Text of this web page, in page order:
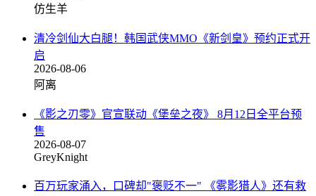
仿生羊
清冷剑仙大白腿！韩国武侠MMO《新剑皇》预约正式开
启
2026-08-06
阿离
《影之刃零》官宣联动《堡垒之夜》 8月12日全平台预
售
2026-08-07
GreyKnight
百万玩家涌入，口碑却"褒贬不一" 《雾影猎人》还有救